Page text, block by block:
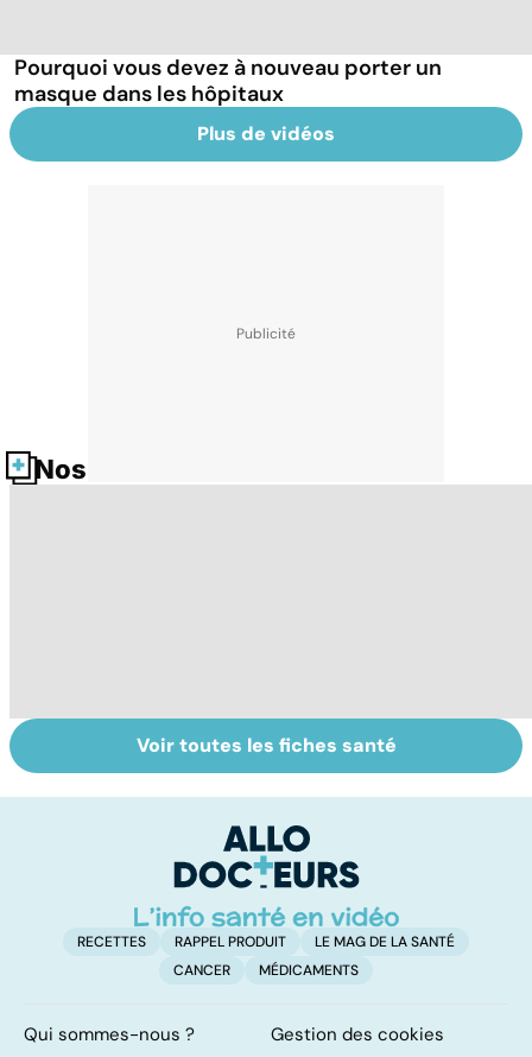
Pourquoi vous devez à nouveau porter un
masque dans les hôpitaux
Plus de vidéos
Nos fiches santé
Tout savoir sur
les infections
Covid-19 : tout
savoir sur la
Voir toutes les fiches santé
RECETTES RAPPEL PRODUIT
LE MAG DE LA SANTÉ
CANCER
MÉDICAMENTS
Qui sommes-nous ?
Gestion des cookies